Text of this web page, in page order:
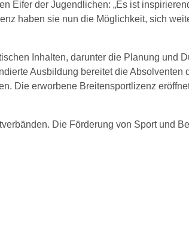
Eifer der Jugendlichen: „Es ist
haben sie nun die Möglichkeit, sich
Inhalten, darunter die Planung und
Ausbildung bereitet die Absolventen
Die erworbene Breitensportlizenz
Die Förderung von Sport und